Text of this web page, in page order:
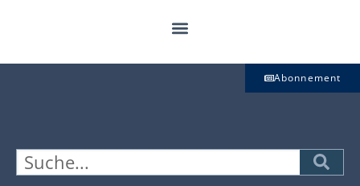
Abonnement